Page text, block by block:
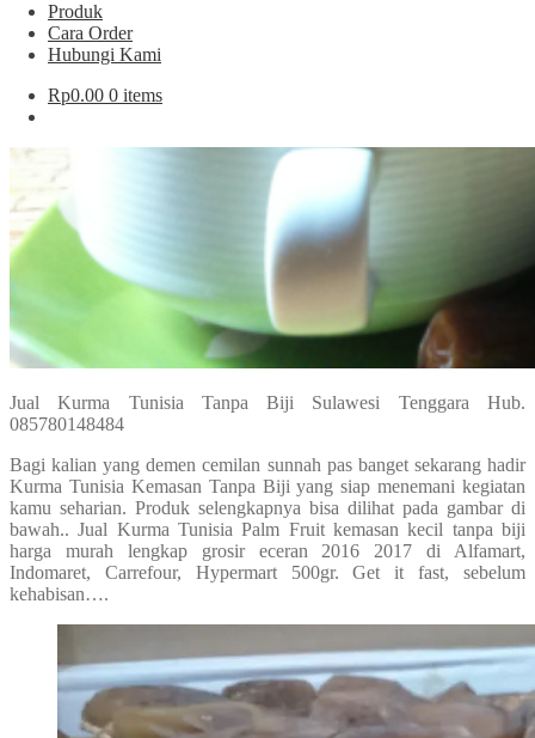
Produk
Cara Order
Hubungi Kami
Rp0.00 0 items
Jual Kurma Tunisia Tanpa Biji Sulawesi Tenggara Hub.
085780148484
Bagi kalian yang demen cemilan sunnah pas banget sekarang hadir
Kurma Tunisia Kemasan Tanpa Biji yang siap menemani kegiatan
kamu seharian. Produk selengkapnya bisa dilihat pada gambar di
bawah.. Jual Kurma Tunisia Palm Fruit kemasan kecil tanpa biji
harga murah lengkap grosir eceran 2016 2017 di Alfamart,
Indomaret, Carrefour, Hypermart 500gr. Get it fast, sebelum
kehabisan….